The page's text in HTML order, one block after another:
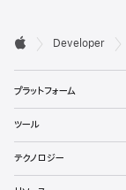
デ
ベ
ロ
ッ
パ
向

Developer
プラットフォーム
ツール
テクノロジー